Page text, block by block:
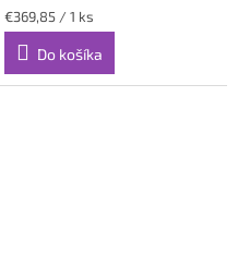
Jednotková
cena:
€369,85 / 1 ks
Do košíka